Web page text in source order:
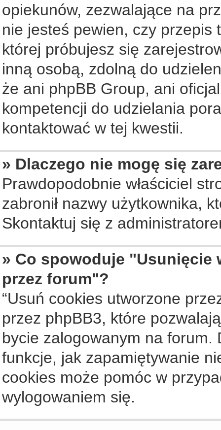
opiekunów, zezwalające na
nie jesteś pewien, czy przepis
której próbujesz się
inną osobą, zdolną do
że ani phpBB Group, ani
kompetencji do udzielania
kontaktować w tej kwestii.
» Dlaczego nie mogę się
Prawdopodobnie właściciel
zabronił nazwy użytkownika,
Skontaktuj się z
» Co spowoduje
przez forum"?
“Usuń cookies utworzone
przez phpBB3, które
bycie zalogowanym na forum.
funkcje, jak zapamiętywanie
cookies może pomóc w
wylogowaniem się.